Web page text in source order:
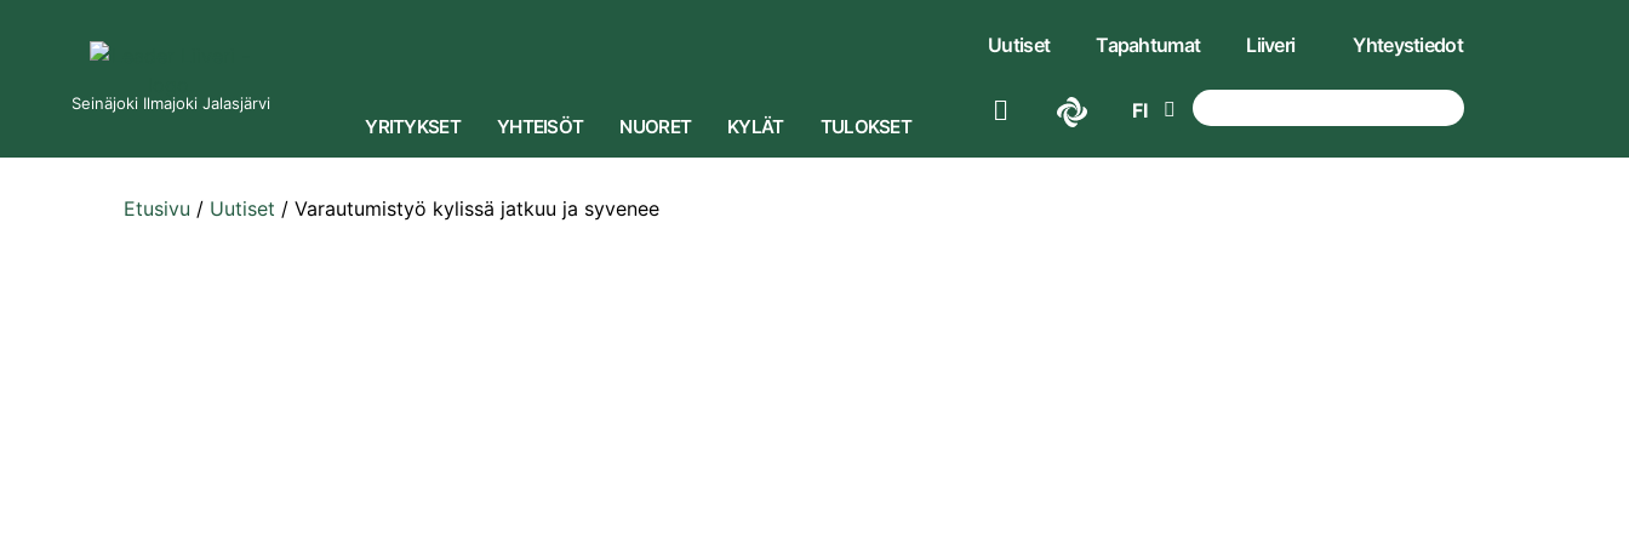
Seinäjoki Ilmajoki Jalasjärvi
YRITYKSET YHTEISÖT NUORET KYLÄT TULOKSET
Uutiset Tapahtumat Liiveri Yhteystiedot
FI
Etusivu / Uutiset / Varautumistyö kylissä jatkuu ja syvenee